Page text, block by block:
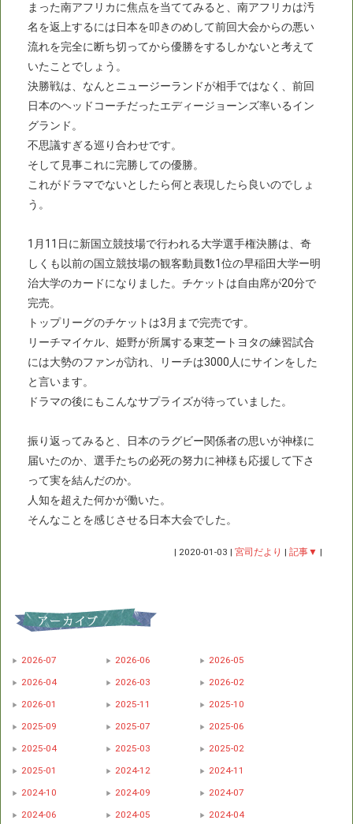
2026-07 2026-06
2026-05
2026-04
2026-03
2026-02
2026-01
2025-11
2025-10
2025-09
2025-07
2025-06
2025-04
2025-03
2025-02
2025-01
2024-12
2024-11
2024-10
2024-09
2024-07
2024-06
2024-05
2024-04
まった南アフリカに焦点を当ててみると、南アフリカは汚
名を返上するには日本を叩きのめして前回大会からの悪い
流れを完全に断ち切ってから優勝をするしかないと考えて
いたことでしょう。
決勝戦は、なんとニュージーランドが相手ではなく、前回
日本のヘッドコーチだったエディージョーンズ率いるイン
グランド。
不思議すぎる巡り合わせです。
そして見事これに完勝しての優勝。
これがドラマでないとしたら何と表現したら良いのでしょ
う。
1月11日に新国立競技場で行われる大学選手権決勝は、奇
しくも以前の国立競技場の観客動員数1位の早稲田大学ー明
治大学のカードになりました。チケットは自由席が20分で
完売。
トップリーグのチケットは3月まで完売です。
リーチマイケル、姫野が所属する東芝ートヨタの練習試合
には大勢のファンが訪れ、リーチは3000人にサインをした
と言います。
ドラマの後にもこんなサプライズが待っていました。
振り返ってみると、日本のラグビー関係者の思いが神様に
届いたのか、選手たちの必死の努力に神様も応援して下さ
って実を結んだのか。
人知を超えた何かが働いた。
そんなことを感じさせる日本大会でした。
| 2020-01-03 |宮司だより |記事▼ |